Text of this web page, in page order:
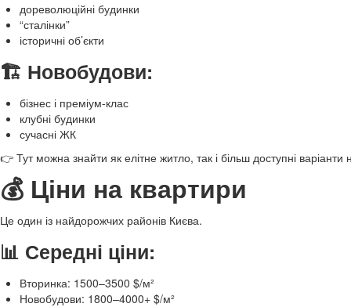
дореволюційні будинки
“сталінки”
історичні об’єкти
🏗️ Новобудови:
бізнес і преміум-клас
клубні будинки
сучасні ЖК
👉 Тут можна знайти як елітне житло, так і більш доступні
💰 Ціни на квартири
Це один із найдорожчих районів Києва.
📊 Середні ціни:
Вторинка: 1500–3500 $/м²
Новобудови: 1800–4000+ $/м²